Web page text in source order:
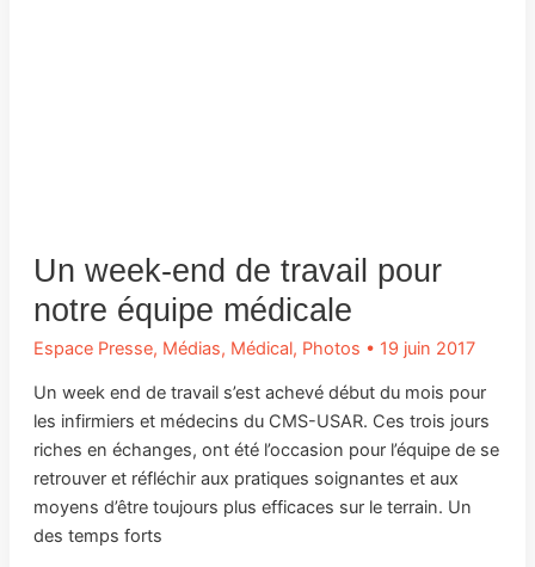
Un week-end de travail pour
notre équipe médicale
Espace Presse, Médias, Médical, Photos • 19 juin 2017
Un week end de travail s’est achevé début du mois pour
les infirmiers et médecins du CMS-USAR. Ces trois jours
riches en échanges, ont été l’occasion pour l’équipe de se
retrouver et réfléchir aux pratiques soignantes et aux
moyens d’être toujours plus efficaces sur le terrain. Un
des temps forts